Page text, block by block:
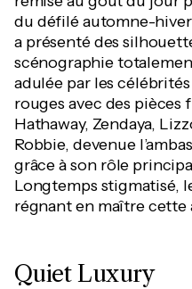
du défilé automne-
a présenté des
scénographie
adulée par les
rouges avec des pièces
Hathaway, Zendaya,
Robbie, devenue
grâce à son rôle
Longtemps stigmatisé,
régnant en maître cette
Quiet Luxury